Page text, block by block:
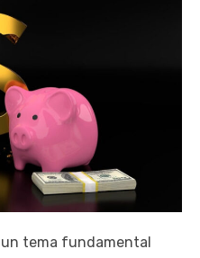
tema fundamental